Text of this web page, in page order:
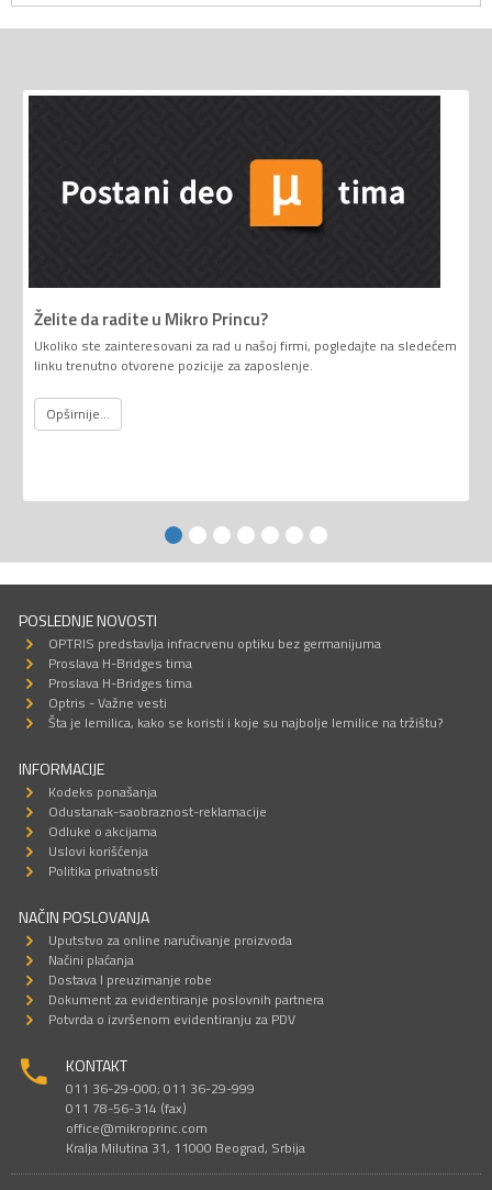
Želite da radite u Mikro Princu?
Ukoliko ste zainteresovani za rad u našoj firmi, pogledajte na sledećem
linku trenutno otvorene pozicije za zaposlenje.
Opširnije...
POSLEDNJE NOVOSTI
OPTRIS predstavlja infracrvenu optiku bez germanijuma
Proslava H-Bridges tima
Proslava H-Bridges tima
Optris - Važne vesti
Šta je lemilica, kako se koristi i koje su najbolje lemilice na tržištu?
INFORMACIJE
Kodeks ponašanja
Odustanak-saobraznost-reklamacije
Odluke o akcijama
Uslovi korišćenja
Politika privatnosti
NAČIN POSLOVANJA
Uputstvo za online naručivanje proizvoda
Načini plaćanja
Dostava I preuzimanje robe
Dokument za evidentiranje poslovnih partnera
Potvrda o izvršenom evidentiranju za PDV
KONTAKT
011 36-29-000; 011 36-29-999
011 78-56-314 (fax)
office@mikroprinc.com
Kralja Milutina 31, 11000 Beograd, Srbija